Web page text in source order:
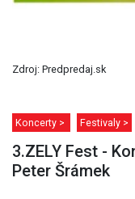
Zdroj: Predpredaj.sk
Koncerty > Festivaly >
3.ZELY Fest -
Peter Šrámek